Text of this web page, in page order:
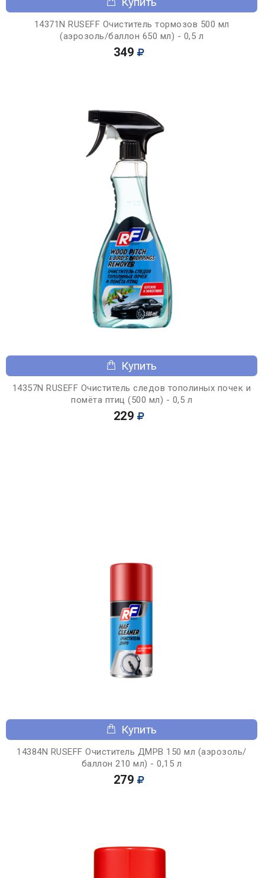
14371N RUSEFF Очиститель тормозов 500 мл
(аэрозоль/баллон 650 мл) - 0,5 л
349
Купить
14357N RUSEFF Очиститель следов тополиных почек и
помёта птиц (500 мл) - 0,5 л
229
Купить
14384N RUSEFF Очиститель ДМРВ 150 мл (аэрозоль/
баллон 210 мл) - 0,15 л
279